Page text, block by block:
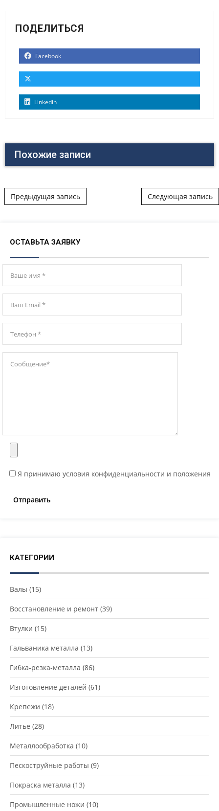
ПОДЕЛИТЬСЯ
Facebook
Linkedin
Похожие записи
Post navigation
Предыдущая запись Следующая запись
ОСТАВЬТА ЗАЯВКУ
Я принимаю условия конфиденциальности и положения
КАТЕГОРИИ
Валы (15)
Восстановление и ремонт (39)
Втулки (15)
Гальваника металла (13)
Гибка-резка-металла (86)
Изготовление деталей (61)
Крепежи (18)
Литье (28)
Металлообработка (10)
Пескоструйные работы (9)
Покраска металла (13)
Промышленные ножи (10)